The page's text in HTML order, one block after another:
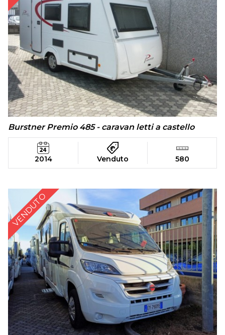
Burstner Premio 485 - caravan letti a castello
2014 Venduto 580
VENDUTO